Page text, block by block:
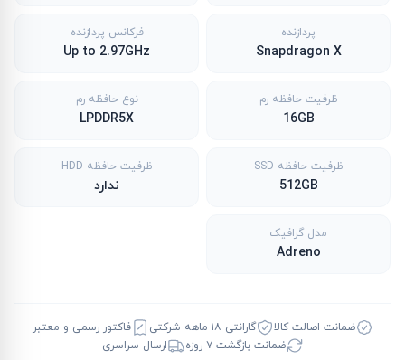
پردازنده
Snapdragon X
فرکانس پردازنده
Up to 2.97GHz
ظرفیت حافظه رم
16GB
نوع حافظه رم
LPDDR5X
ظرفیت حافظه SSD
512GB
ظرفیت حافظه HDD
ندارد
مدل گرافیک
Adreno
ضمانت اصالت کالا گارانتی ۱۸ ماهه شرکتی
فاکتور رسمی و معتبر
ضمانت بازگشت ۷ روزه
ارسال سراسری